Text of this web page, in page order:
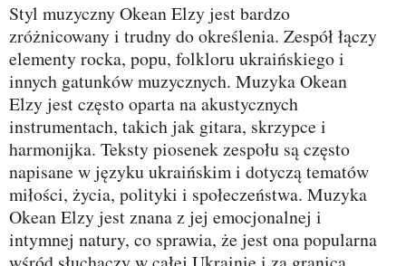
Styl muzyczny Okean Elzy jest bardzo
zróżnicowany i trudny do określenia. Zespół łączy
elementy rocka, popu, folkloru ukraińskiego i
innych gatunków muzycznych. Muzyka Okean
Elzy jest często oparta na akustycznych
instrumentach, takich jak gitara, skrzypce i
harmonijka. Teksty piosenek zespołu są często
napisane w języku ukraińskim i dotyczą tematów
miłości, życia, polityki i społeczeństwa. Muzyka
Okean Elzy jest znana z jej emocjonalnej i
intymnej natury, co sprawia, że jest ona popularna